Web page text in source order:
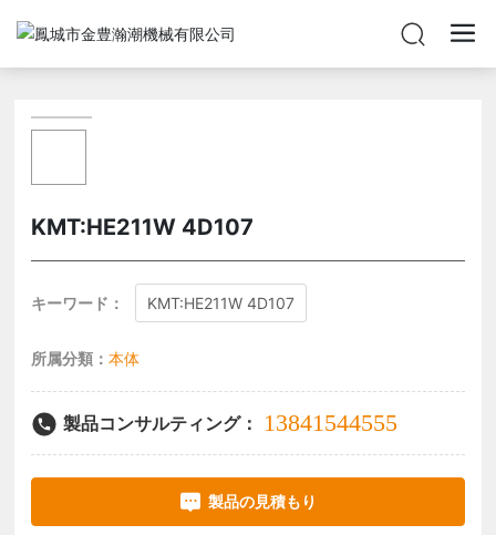
KMT:HE211W 4D107
キーワード： KMT:HE211W 4D107
所属分類：本体
製品コンサルティング： 13841544555
製品の見積もり